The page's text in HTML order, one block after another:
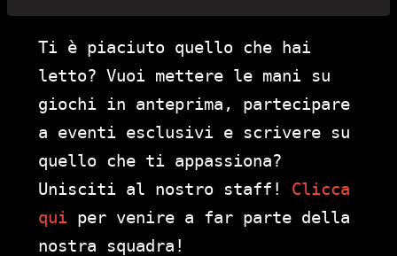
Ti è piaciuto quello che hai
letto? Vuoi mettere le mani su
giochi in anteprima, partecipare
a eventi esclusivi e scrivere su
quello che ti appassiona?
Unisciti al nostro staff! Clicca
qui per venire a far parte della
nostra squadra!